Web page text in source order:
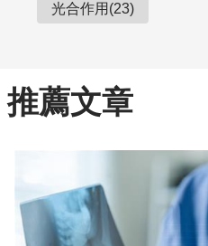
光合作用(23)
推薦文章